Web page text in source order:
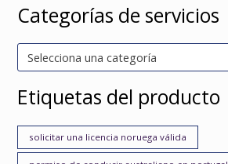
Categorías de servicios
Selecciona una categoría
Etiquetas del producto
solicitar una licencia noruega válida